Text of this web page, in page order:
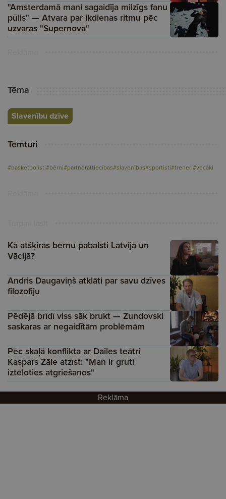
"Amsterdamā mani sagaidīja milzīgs fanu
pūlis" — Atvara par ikdienas ritmu pēc
uzvaras "Supernovā"
Tēma
Slavenību dzīve
Tēmturi
#basketbolisti#bērni#partnerattiecības#slavenības#sportisti#treneri#vecāki
Kā atšķiras bērnu pabalsti Latvijā un
Vācijā?
Andris Daugaviņš atklāti par savu dzīves
filozofiju
Pēdējā brīdī viss sāk brukt — Zundovski
saskaras ar negaidītām problēmām
Pēc skaļā konflikta ar Dailes teātri
Kaspars Zāle atzīst: "Man ir grūti
iztēloties atgriešanos"
Reklāma